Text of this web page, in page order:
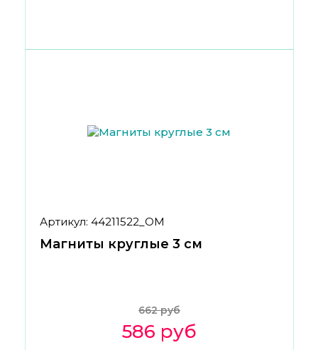
Артикул: 44211522_ОМ
Магниты круглые 3 см
662 руб
586 руб